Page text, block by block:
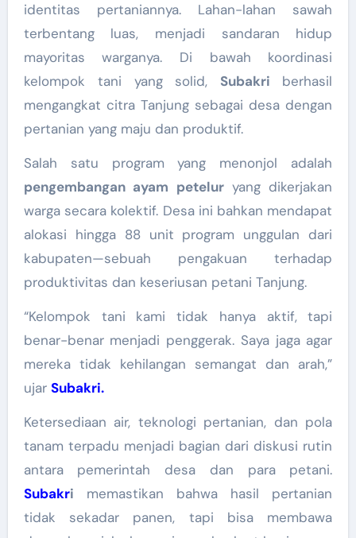
identitas pertaniannya. Lahan-lahan sawah
terbentang luas, menjadi sandaran hidup
mayoritas warganya. Di bawah koordinasi
kelompok tani yang solid, Subakri berhasil
mengangkat citra Tanjung sebagai desa dengan
pertanian yang maju dan produktif.
Salah satu program yang menonjol adalah
pengembangan ayam peteluryang dikerjakan
warga secara kolektif. Desa ini bahkan mendapat
alokasi hingga 88 unit program unggulan dari
kabupaten—sebuah pengakuan terhadap
produktivitas dan keseriusan petani Tanjung.
“Kelompok tani kami tidak hanya aktif, tapi
benar-benar menjadi penggerak. Saya jaga agar
mereka tidak kehilangan semangat dan arah,”
ujar Subakri.
Ketersediaan air, teknologi pertanian, dan pola
tanam terpadu menjadi bagian dari diskusi rutin
antara pemerintah desa dan para petani.
Subakri memastikan bahwa hasil pertanian
tidak sekadar panen, tapi bisa membawa